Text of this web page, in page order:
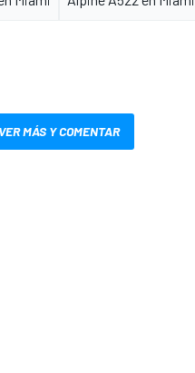
VER MÁS Y COMENTAR